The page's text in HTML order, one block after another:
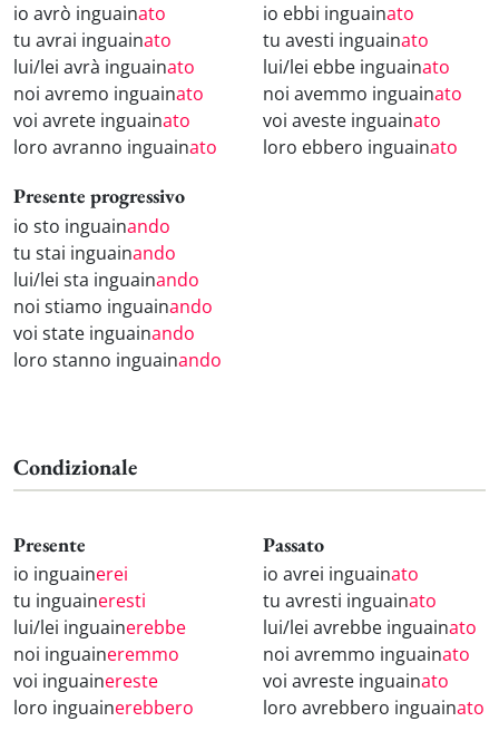
io avrò inguainato
tu avrai inguainato
lui/lei avrà inguainato
noi avremo inguainato
voi avrete inguainato
loro avranno inguainato
io ebbi inguainato
tu avesti inguainato
lui/lei ebbe inguainato
noi avemmo inguainato
voi aveste inguainato
loro ebbero inguainato
Presente progressivo
io sto inguainando
tu stai inguainando
lui/lei sta inguainando
noi stiamo inguainando
voi state inguainando
loro stanno inguainando
Condizionale
Presente
io inguainerei
tu inguaineresti
lui/lei inguainerebbe
noi inguaineremmo
voi inguainereste
loro inguainerebbero
Passato
io avrei inguainato
tu avresti inguainato
lui/lei avrebbe inguainato
noi avremmo inguainato
voi avreste inguainato
loro avrebbero inguainato